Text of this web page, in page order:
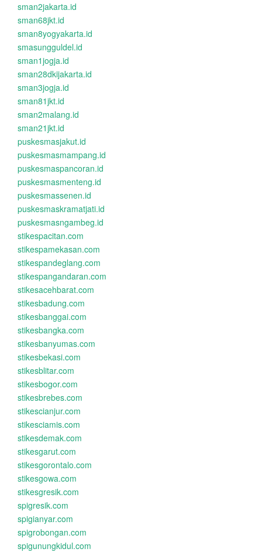
sman2jakarta.id
sman68jkt.id
sman8yogyakarta.id
smasungguldel.id
sman1jogja.id
sman28dkijakarta.id
sman3jogja.id
sman81jkt.id
sman2malang.id
sman21jkt.id
puskesmasjakut.id
puskesmasmampang.id
puskesmaspancoran.id
puskesmasmenteng.id
puskesmassenen.id
puskesmaskramatjati.id
puskesmasngambeg.id
stikespacitan.com
stikespamekasan.com
stikespandeglang.com
stikespangandaran.com
stikesacehbarat.com
stikesbadung.com
stikesbanggai.com
stikesbangka.com
stikesbanyumas.com
stikesbekasi.com
stikesblitar.com
stikesbogor.com
stikesbrebes.com
stikescianjur.com
stikesciamis.com
stikesdemak.com
stikesgarut.com
stikesgorontalo.com
stikesgowa.com
stikesgresik.com
spigresik.com
spigianyar.com
spigrobongan.com
spigunungkidul.com